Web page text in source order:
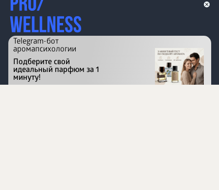
Перейти на сайт
Telegram-бот
аромапсихологии
Подберите свой
идеальный парфюм за 1
минуту!